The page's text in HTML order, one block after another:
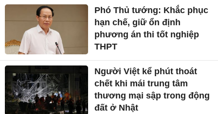
Phó Thủ tướng: Khắc phục
hạn chế, giữ ổn định
phương án thi tốt nghiệp
THPT
Người Việt kể phút thoát
chết khi mái trung tâm
thương mại sập trong động
đất ở Nhật